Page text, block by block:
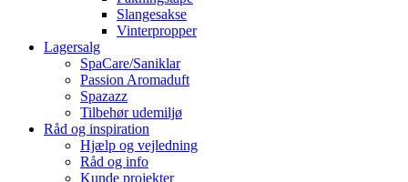
Slangesakse
Vinterpropper
Lagersalg
SpaCare/Saniklar
Passion Aromaduft
Spazazz
Tilbehør udemiljø
Råd og inspiration
Hjælp og vejledning
Råd og info
Kunde projekter